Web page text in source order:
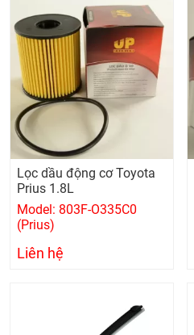
Lọc dầu động cơ Toyota
Prius 1.8L
Model: 803F-O335C0
(Prius)
Liên hệ